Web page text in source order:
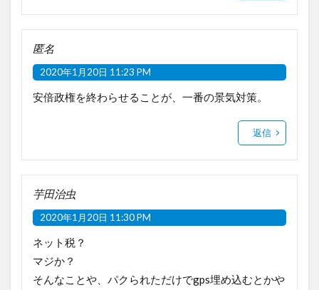
匿名
2020年1月20日 11:23 PM
安倍政権を終わらせることが、一番の景気対策。
返信
芋田治虫
2020年1月20日 11:30 PM
ネット税？
マジか？
そんなことや、パクられただけでgps埋め込むとかや